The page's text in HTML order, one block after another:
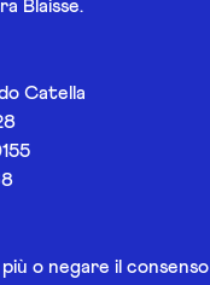
Blaisse.
Catella
o negare il consenso